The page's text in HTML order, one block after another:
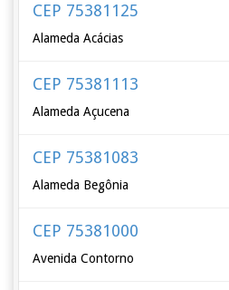
CEP 75381125
Alameda Acácias
CEP 75381113
Alameda Açucena
CEP 75381083
Alameda Begônia
CEP 75381000
Avenida Contorno